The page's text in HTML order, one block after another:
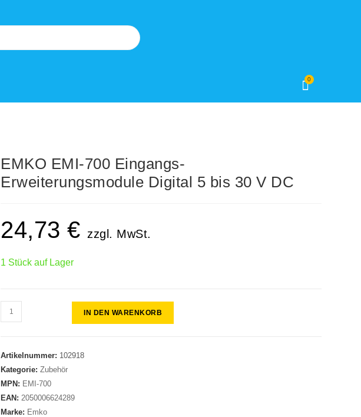
0
EMKO EMI-700 Eingangs-
Erweiterungsmodule Digital 5 bis 30 V DC
24,73€ zzgl. MwSt.
1 Stück auf Lager
IN DEN WARENKORB
Artikelnummer: 102918
Kategorie:Zubehör
MPN: EMI-700
EAN:2050006624289
Marke: Emko